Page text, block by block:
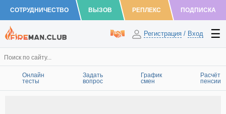
СОТРУДНИЧЕСТВО ВЫЗОВ РЕПЛЕКС ПОДПИСКА
Регистрация / Вход
Онлайн
тесты
Задать
вопрос
График
смен
Расчёт
пенсии